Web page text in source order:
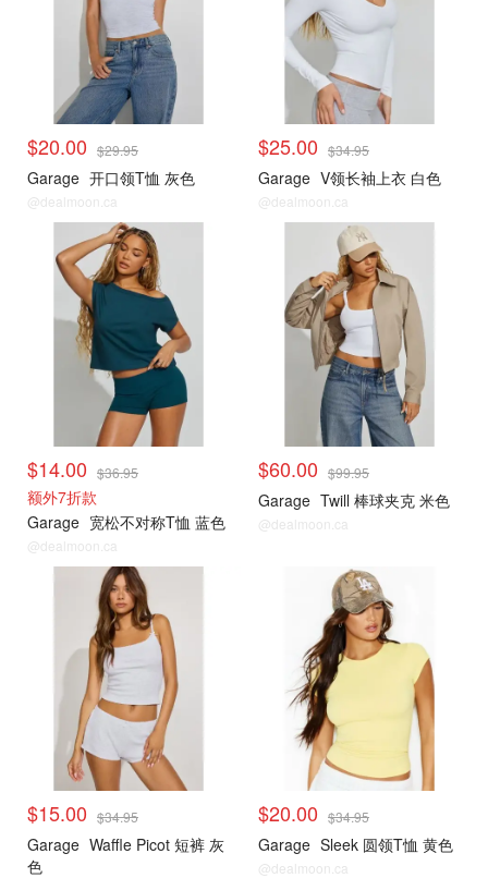
$20.00 $29.95
Garage 开口领T恤 灰色
@dealmoon.ca
$25.00 $34.95
Garage V领长袖上衣 白色
@dealmoon.ca
小编推荐
$14.00 $36.95
额外7折款
Garage 宽松不对称T恤 蓝色
@dealmoon.ca
$60.00 $99.95
Garage Twill 棒球夹克 米色
@dealmoon.ca
$15.00 $34.95
Garage Waffle Picot 短裤 灰
色
$20.00 $34.95
Garage Sleek 圆领T恤 黄色
@dealmoon.ca